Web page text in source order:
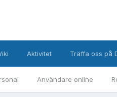
Användare online
Aktivitet Träffa oss på